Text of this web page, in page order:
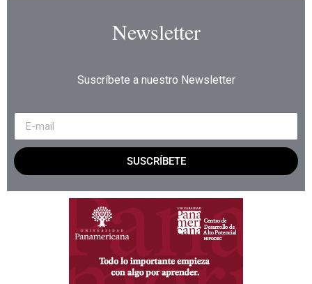
Newsletter
Suscríbete a nuestro Newsletter
SUSCRÍBETE